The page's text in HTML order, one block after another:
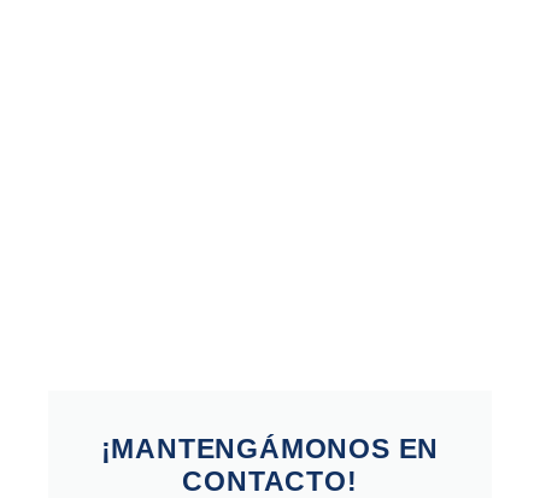
¡MANTENGÁMONOS EN
CONTACTO!